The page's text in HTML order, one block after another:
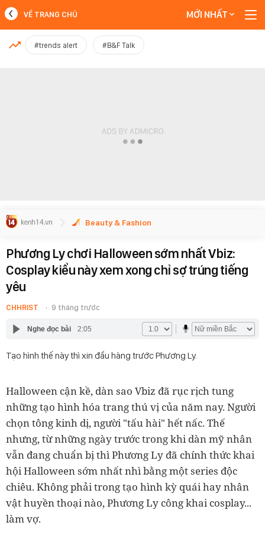
MỚI NHẤT
VỀ TRANG CHỦ MỚI NHẤT
#trends alert #B&F Talk
Beauty & Fashion
Phương Ly chơi Halloween sớm nhất Vbiz:
Cosplay kiểu này xem xong chỉ sợ trúng tiếng
yêu
CHHRIST 9 tháng trước
Nghe đọc bài 2:05
Tạo hình thế này thì xin đầu hàng trước Phương Ly.
Halloween cận kề, dàn sao Vbiz đã rục rịch tung
những tạo hình hóa trang thú vị của năm nay. Người
chọn tông kinh dị, người "tấu hài" hết nấc. Thế
nhưng, từ những ngày trước trong khi dàn mỹ nhân
vẫn đang chuẩn bị thì Phương Ly đã chính thức khai
hội Halloween sớm nhất nhì bằng một series độc
chiêu. Không phải trong tạo hình kỳ quái hay nhân
vật huyền thoại nào, Phương Ly công khai cosplay...
làm vợ.